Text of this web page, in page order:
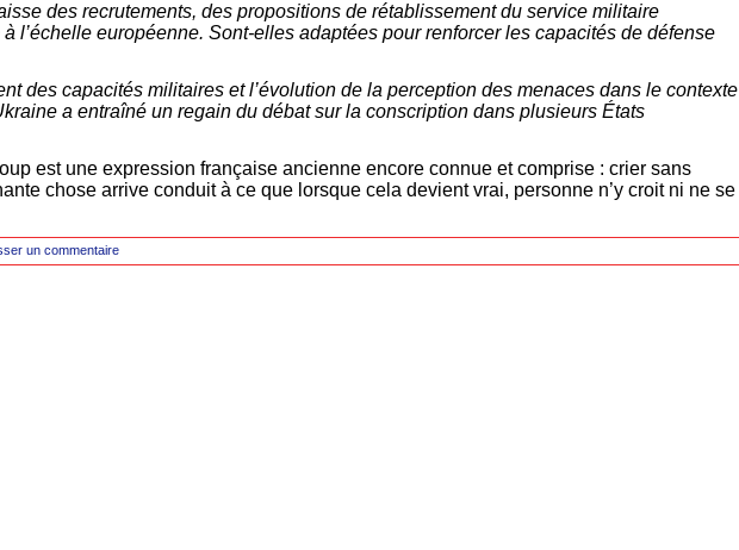
des recrutements, des propositions de rétablissement du service militaire
l’échelle européenne. Sont-elles adaptées pour renforcer les capacités de défense
des capacités militaires et l’évolution de la perception des menaces dans le contexte
a entraîné un regain du débat sur la conscription dans plusieurs États
est une expression française ancienne encore connue et comprise : crier sans
chose arrive conduit à ce que lorsque cela devient vrai, personne n’y croit ni ne se
un commentaire